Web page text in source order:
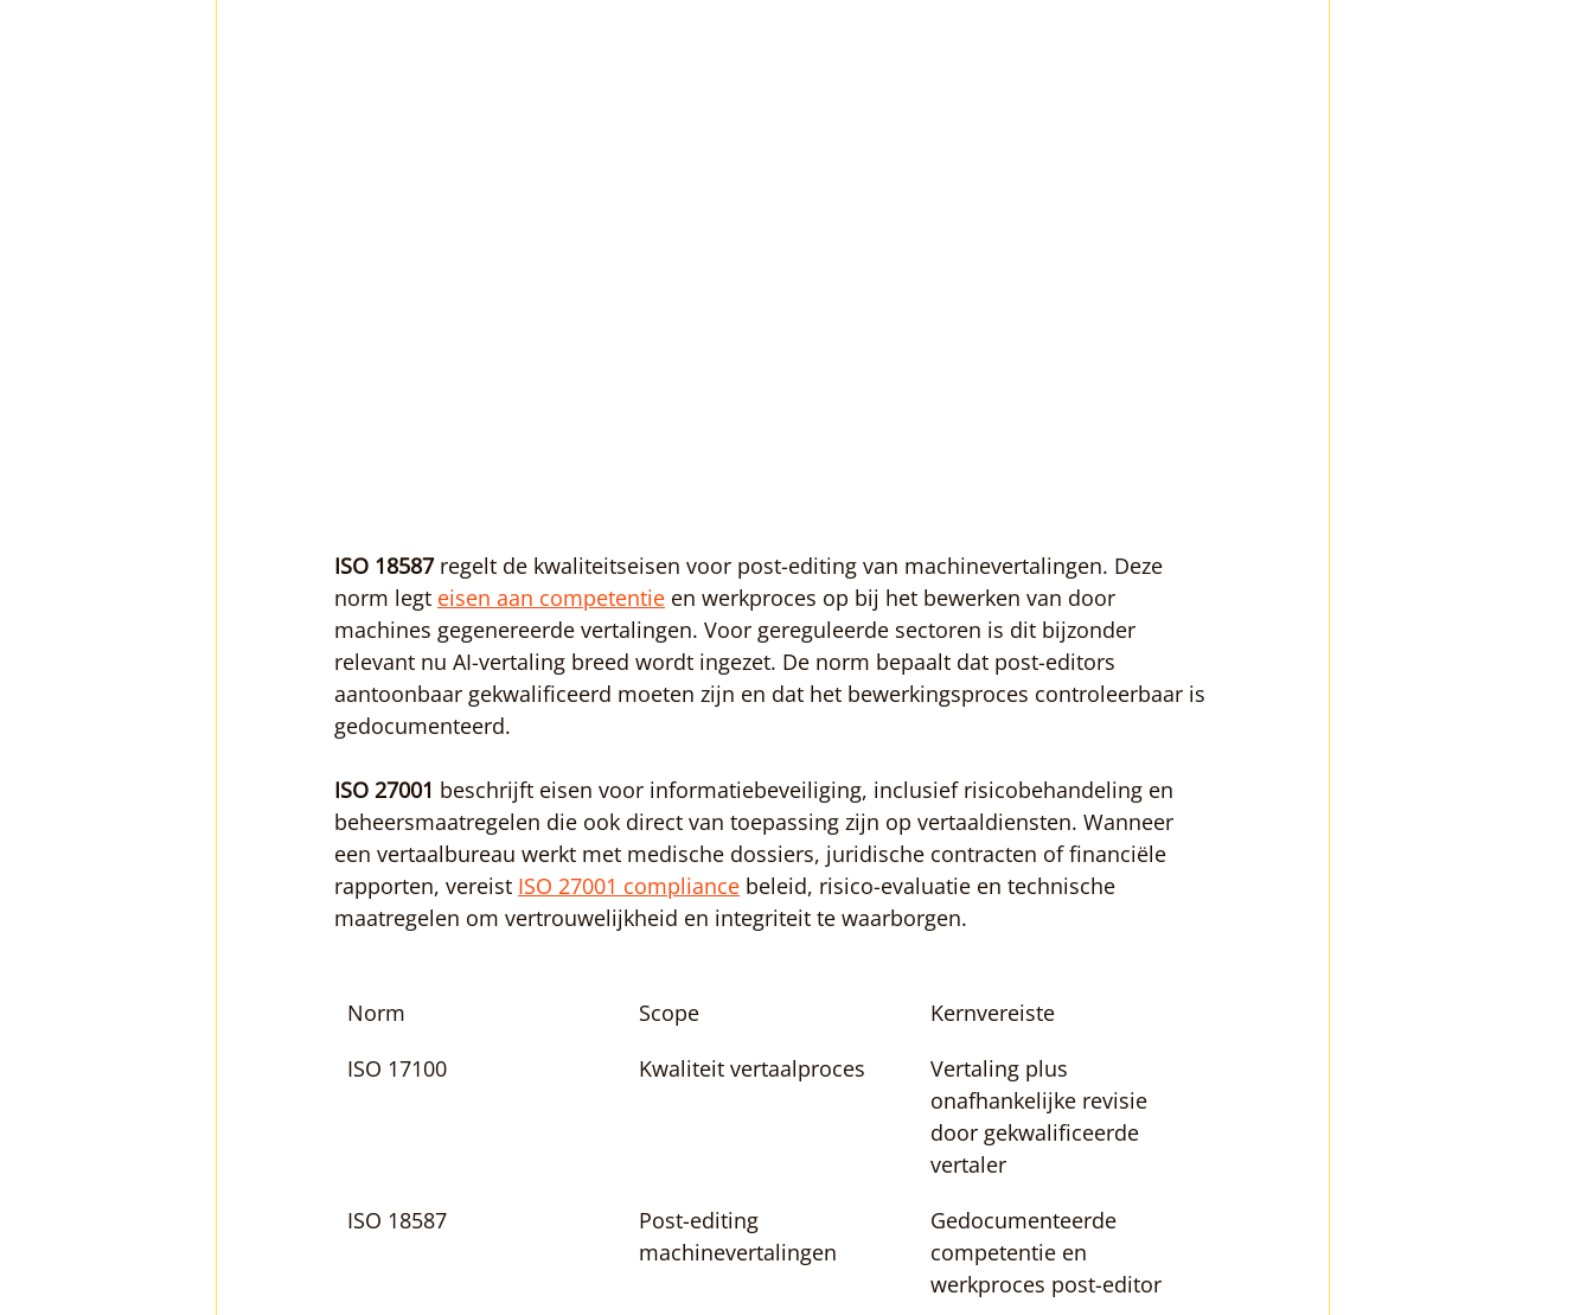
ISO 18587 regelt de kwaliteitseisen voor post-editing van machinevertalingen. Deze
norm legt eisen aan competentie en werkproces op bij het bewerken van door
machines gegenereerde vertalingen. Voor gereguleerde sectoren is dit bijzonder
relevant nu AI-vertaling breed wordt ingezet. De norm bepaalt dat post-editors
aantoonbaar gekwalificeerd moeten zijn en dat het bewerkingsproces controleerbaar is
gedocumenteerd.
ISO 27001 beschrijft eisen voor informatiebeveiliging, inclusief risicobehandeling en
beheersmaatregelen die ook direct van toepassing zijn op vertaaldiensten. Wanneer
een vertaalbureau werkt met medische dossiers, juridische contracten of financiële
rapporten, vereist ISO 27001 compliance beleid, risico-evaluatie en technische
maatregelen om vertrouwelijkheid en integriteit te waarborgen.
Norm Scope
Kernvereiste
ISO 17100
Kwaliteit vertaalproces
Vertaling plus
onafhankelijke revisie
door gekwalificeerde
vertaler
ISO 18587
Post-editing
machinevertalingen
Gedocumenteerde
competentie en
werkproces post-editor